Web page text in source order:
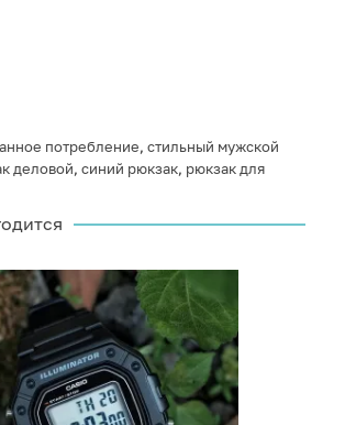
потребление, стильный мужской
деловой, синий рюкзак, рюкзак для